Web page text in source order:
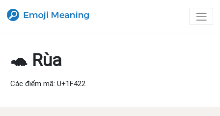
🐢 Rùa
Các điểm mã: U+1F422